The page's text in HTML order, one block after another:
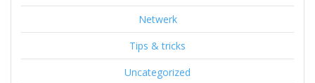
Netwerk
Tips & tricks
Uncategorized